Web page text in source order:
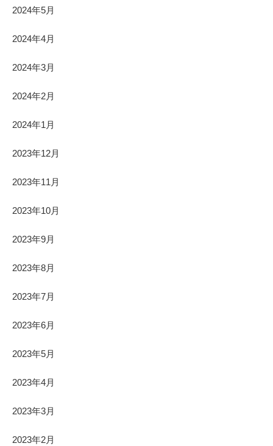
2024年5月
2024年4月
2024年3月
2024年2月
2024年1月
2023年12月
2023年11月
2023年10月
2023年9月
2023年8月
2023年7月
2023年6月
2023年5月
2023年4月
2023年3月
2023年2月